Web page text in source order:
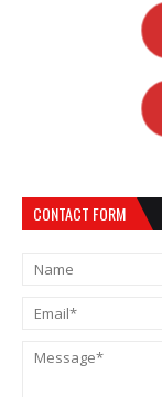
CONTACT FORM